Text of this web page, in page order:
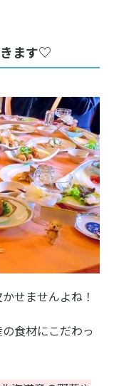
ます♡
せませんよね！
食材にこだわっ